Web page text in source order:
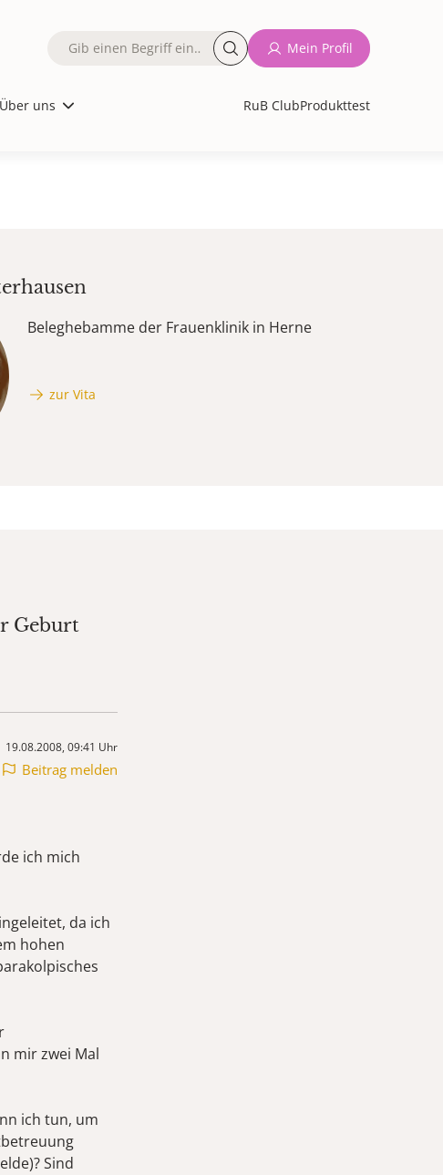
Über uns RuB ClubProdukttest
Fulltext
Mein Profil
Beleghebamme der Frauenklinik in Herne
zur Vita
Geburt
19.08.2008, 09:41 Uhr
Beitrag melden
ich mich
da ich
hohen
mir zwei Mal
ich tun, um
Sind